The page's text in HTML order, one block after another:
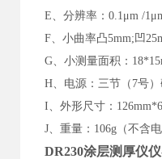
E、分辨率：0.1μm /
F、小曲率凸5mm;凹
G、小测量面积：
H、电源：三节（7号
I、外形尺寸：
J、重量：106g（不含电
DR230涂层测厚仪